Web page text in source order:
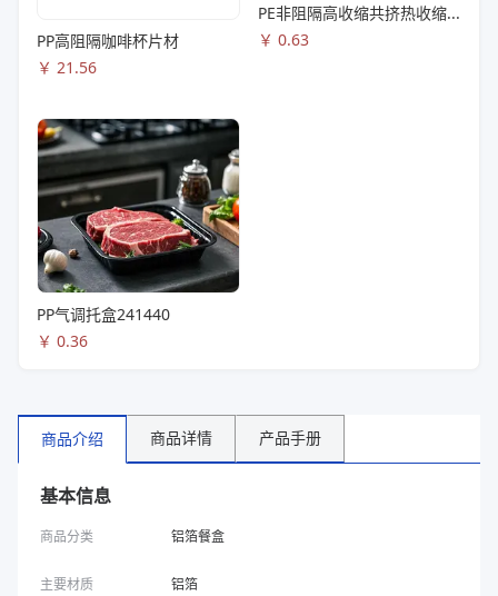
PP高阻隔咖啡杯片材
￥ 21.56
PE非阻隔高收缩共挤热收缩膜S83
￥ 0.63
PP气调托盒241440
￥ 0.36
商品介绍 商品详情 产品手册
基本信息
商品分类 铝箔餐盒
主要材质 铝箔